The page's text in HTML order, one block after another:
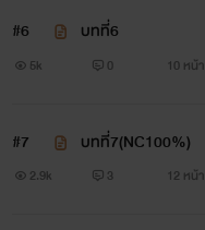
#6 บทที่6
5k 0 10 หน้า
#7 บทที่7(NC100%)
2.9k 3 12 หน้า